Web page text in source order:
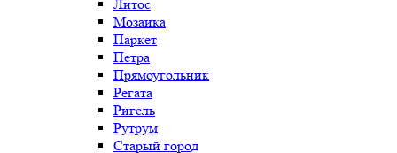
Литос
Мозаика
Паркет
Петра
Прямоугольник
Регата
Ригель
Рутрум
Старый город